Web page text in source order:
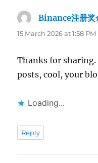
Binance注册奖
15 March 2026 at 1:58 PM
Thanks for
posts, cool, your
Loading...
Reply